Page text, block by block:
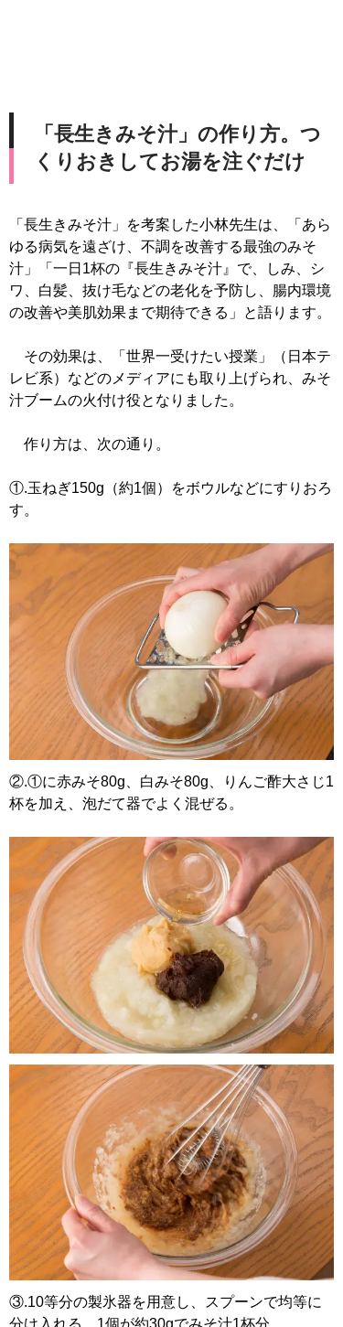
「長生きみそ汁」の作り方。つ
くりおきしてお湯を注ぐだけ
「長生きみそ汁」を考案した小林先生は、「あら
ゆる病気を遠ざけ、不調を改善する最強のみそ
汁」「一日1杯の『長生きみそ汁』で、しみ、シ
ワ、白髪、抜け毛などの老化を予防し、腸内環境
の改善や美肌効果まで期待できる」と語ります。
その効果は、「世界一受けたい授業」（日本テ
レビ系）などのメディアにも取り上げられ、みそ
汁ブームの火付け役となりました。
作り方は、次の通り。
①.玉ねぎ150g（約1個）をボウルなどにすりおろ
す。
②.①に赤みそ80g、白みそ80g、りんご酢大さじ1
杯を加え、泡だて器でよく混ぜる。
③.10等分の製氷器を用意し、スプーンで均等に